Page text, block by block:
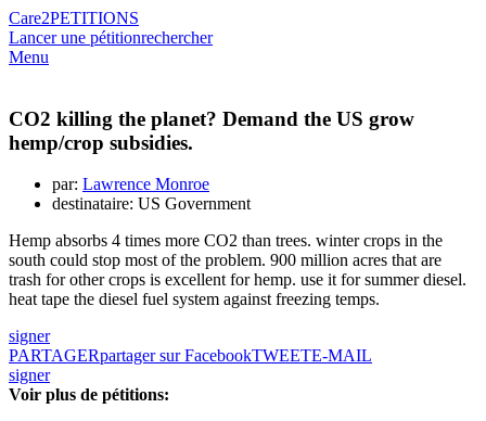
Care2PETITIONS
Lancer une pétitionrechercher
Menu
CO2 killing the planet? Demand the US grow
hemp/crop subsidies.
par: Lawrence Monroe
destinataire: US Government
Hemp absorbs 4 times more CO2 than trees. winter crops in the
south could stop most of the problem. 900 million acres that are
trash for other crops is excellent for hemp. use it for summer diesel.
heat tape the diesel fuel system against freezing temps.
signer
PARTAGERpartager sur FacebookTWEETE-MAIL
signer
Voir plus de pétitions: